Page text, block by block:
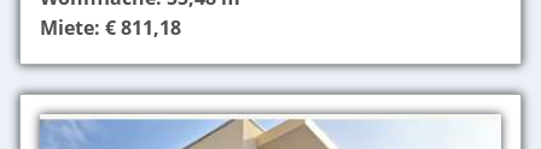
Miete: € 811,18